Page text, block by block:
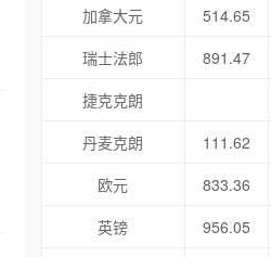
加拿大元
514.65
瑞士法郎
891.47
捷克克朗
丹麦克朗
111.62
欧元
833.36
英镑
956.05